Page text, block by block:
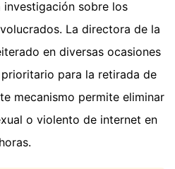
sobre los
La directora de la
en diversas ocasiones
para la retirada de
mecanismo permite eliminar
o violento de internet en